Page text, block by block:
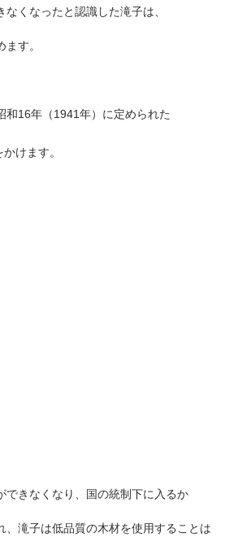
くなったと認識した滝子は、
す。
和16年（1941年）に定められた
けます。
できなくなり、国の統制下に入るか
、滝子は低品質の木材を使用することは